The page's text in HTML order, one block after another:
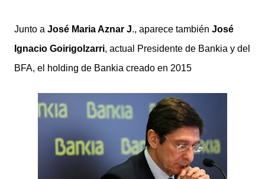
Junto a José Maria Aznar J., aparece también José
Ignacio Goirigolzarri, actual Presidente de Bankia y del
BFA, el holding de Bankia creado en 2015